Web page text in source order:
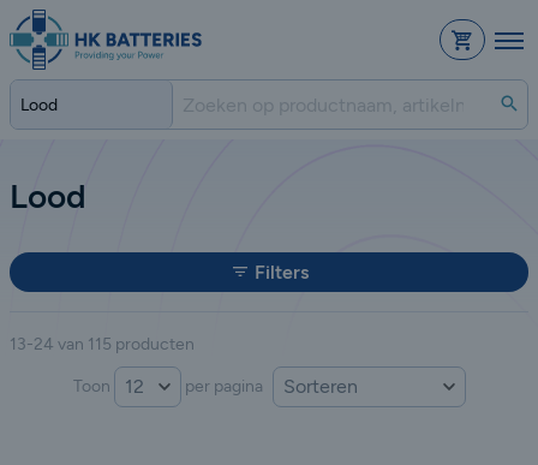
Lood
Filters
13-24 van 115 producten
Toon per pagina Sorteer op: